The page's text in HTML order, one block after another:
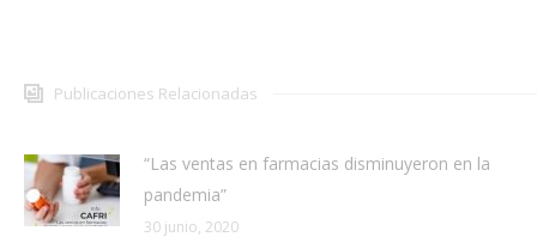
Publicaciones Relacionadas
“Las ventas en farmacias disminuyeron en la
pandemia”
30 junio, 2020